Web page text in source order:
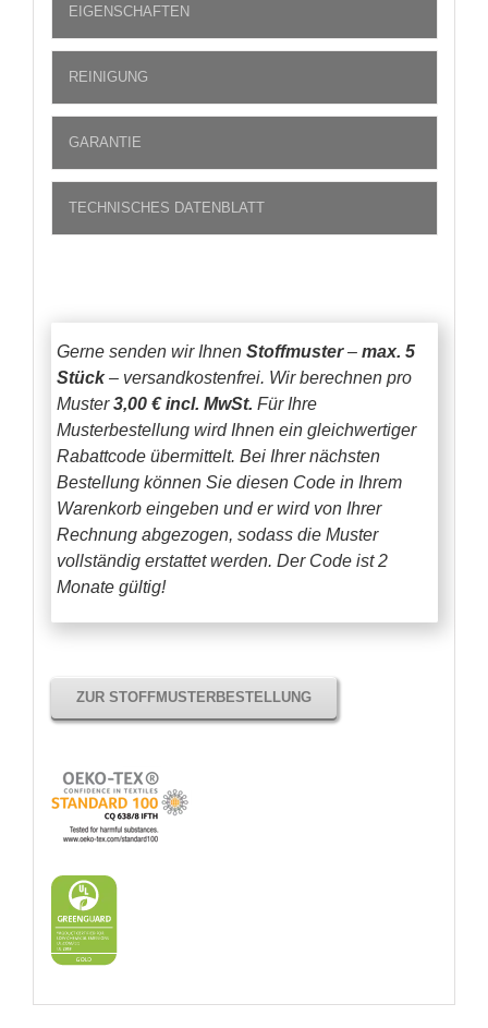
EIGENSCHAFTEN
REINIGUNG
GARANTIE
TECHNISCHES DATENBLATT
Gerne senden wir Ihnen Stoffmuster– max. 5
Stück– versandkostenfrei. Wir berechnen pro
Muster3,00 € incl. MwSt. Für Ihre
Musterbestellung wird Ihnen ein gleichwertiger
Rabattcode übermittelt. Bei Ihrer nächsten
Bestellung können Sie diesen Code in Ihrem
Warenkorb eingeben und er wird von Ihrer
Rechnung abgezogen, sodass die Muster
vollständig erstattet werden. Der Code ist 2
Monate gültig!
ZUR STOFFMUSTERBESTELLUNG